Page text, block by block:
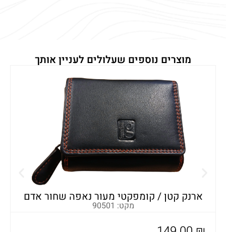
מוצרים נוספים שעלולים לעניין אותך
ארנק קטן / קומפקטי מעור נאפה שחור אדם
מקט: 90501